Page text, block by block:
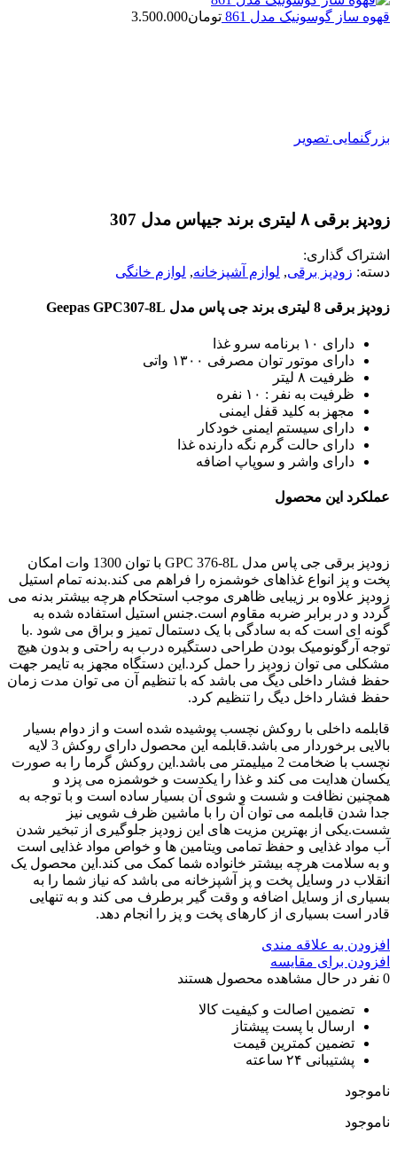
قهوه ساز گوسونیک مدل 861 تومان3.500.000
بزرگنمایی تصویر
زودپز برقی ۸ لیتری برند جیپاس مدل 307
اشتراک گذاری:
دسته: زودپز برقی, لوازم آشپزخانه, لوازم خانگی
زودپز برقی 8 لیتری برند جی پاس مدل Geepas GPC307-8L
دارای ۱۰ برنامه سرو غذا
دارای موتور توان مصرفی ۱۳۰۰ واتی
ظرفیت ۸ لیتر
ظرفیت به نفر : ۱۰ نفره
مجهز به کلید قفل ایمنی
دارای سیستم ایمنی خودکار
دارای حالت گرم نگه دارنده غذا
دارای واشر و سوپاپ اضافه
عملکرد این محصول
زودپز برقی جی پاس مدل GPC 376-8L با توان 1300 وات امکان
پخت و پز انواع غذاهای خوشمزه را فراهم می کند.بدنه تمام استیل
زودپز علاوه بر زیبایی ظاهری موجب استحکام هرچه بیشتر بدنه می
گردد و در برابر ضربه مقاوم است.جنس استیل استفاده شده به
گونه ای است که به سادگی با یک دستمال تمیز و براق می شود .با
توجه آرگونومیک بودن طراحی دستگیره درب به راحتی و بدون هیچ
مشکلی می توان زودپز را حمل کرد.این دستگاه مجهز به تایمر جهت
حفظ فشار داخلی دیگ می باشد که با تنظیم آن می توان مدت زمان
حفظ فشار داخل دیگ را تنظیم کرد.
قابلمه داخلی با روکش نچسب پوشیده شده است و از دوام بسیار
بالایی برخوردار می باشد.قابلمه این محصول دارای روکش 3 لایه
نچسب با ضخامت 2 میلیمتر می باشد.این روکش گرما را به صورت
یکسان هدایت می کند و غذا را یکدست و خوشمزه می پزد و
همچنین نظافت و شست و شوی آن بسیار ساده است و با توجه به
جدا شدن قابلمه می توان آن را با ماشین ظرف شویی نیز
شست.یکی از بهترین مزیت های این زودپز جلوگیری از تبخیر شدن
آب مواد غذایی و حفظ تمامی ویتامین ها و خواص مواد غذایی است
و به سلامت هرچه بیشتر خانواده شما کمک می کند.این محصول یک
انقلاب در وسایل پخت و پز آشپزخانه می باشد که نیاز شما را به
بسیاری از وسایل اضافه و وقت گیر برطرف می کند و به تنهایی
قادر است بسیاری از کارهای پخت و پز را انجام دهد.
افزودن به علاقه مندی
افزودن برای مقایسه
0 نفر در حال مشاهده محصول هستند
تضمین اصالت و کیفیت کالا
ارسال با پست پیشتاز
تضمین کمترین قیمت
پشتیبانی ۲۴ ساعته
ناموجود
ناموجود